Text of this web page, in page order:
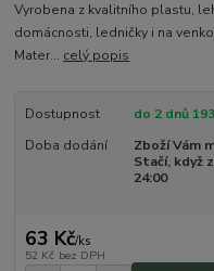
Vyrobena z kvalitního plastu,
domácnosti, ledničky i na
Mater... celý popis
Dostupnost
do 2 dnů
Doba dodání
Zboží Vám
Stačí, když
24:00
63 Kč/ks
52 Kč bez DPH